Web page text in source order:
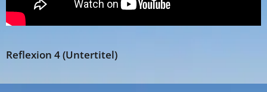
Reflexion 4 (Untertitel)